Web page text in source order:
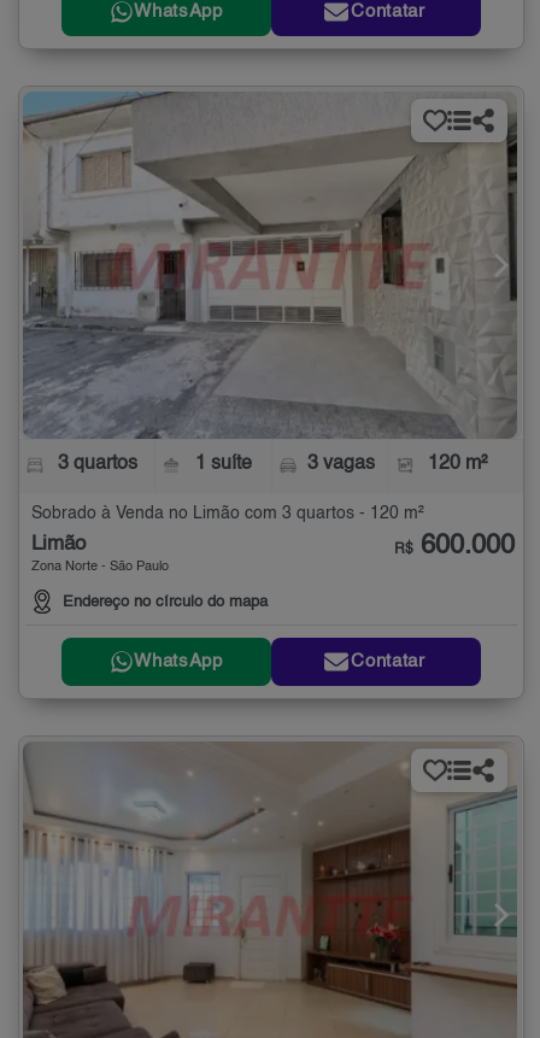
WhatsApp Contatar
3 quartos 1 suíte 3 vagas 120 m²
Sobrado à Venda no Limão com 3 quartos - 120 m²
Limão
Zona Norte - São Paulo
Endereço no círculo do mapa
R$ 600.000
WhatsApp Contatar